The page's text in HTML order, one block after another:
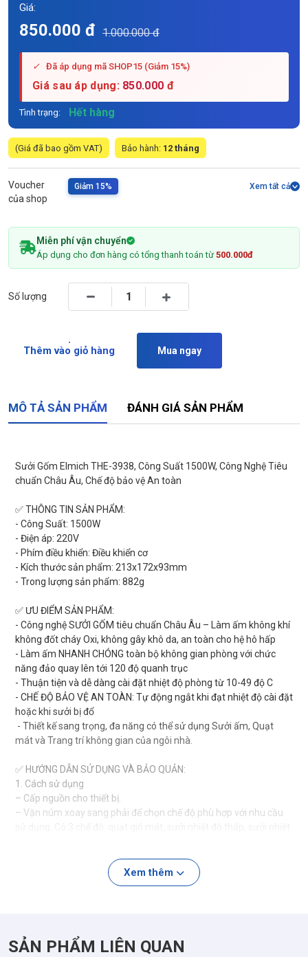
Giá:
850.000 đ 1.000.000 đ
✓ Đã áp dụng mã SHOP15 (Giảm 15%)
Giá sau áp dụng: 850.000 đ
Tình trạng: Hết hàng
(Giá đã bao gồm VAT) Bảo hành: 12 tháng
Voucher
của shop
Giảm 15% Xem tất cả
Miễn phí vận chuyển
Áp dụng cho đơn hàng có tổng thanh toán từ 500.000đ
Số lượng
Thêm vào giỏ hàng Mua ngay
MÔ TẢ SẢN PHẨM ĐÁNH GIÁ SẢN PHẨM
Sưởi Gốm Elmich THE-3938, Công Suất 1500W, Công Nghệ Tiêu
chuẩn Châu Âu, Chế độ bảo vệ An toàn
✅ THÔNG TIN SẢN PHẨM:
- Công Suất: 1500W
- Điện áp: 220V
- Phím điều khiển: Điều khiển cơ
- Kích thước sản phẩm: 213x172x93mm
- Trong lượng sản phẩm: 882g
✅ ƯU ĐIỂM SẢN PHẨM:
️- Công nghệ SƯỞI GỐM tiêu chuẩn Châu Âu – Làm ấm không khí
không đốt cháy Oxi, không gây khô da, an toàn cho hệ hô hấp
️- Làm ấm NHANH CHÓNG toàn bộ không gian phòng với chức
năng đảo quay lên tới 120 độ quanh trục
-️ Thuận tiện và dễ dàng cài đặt nhiệt độ phòng từ 10-49 độ C
️- CHẾ ĐỘ BẢO VỆ AN TOÀN: Tự động ngắt khi đạt nhiệt độ cài đặt
hoặc khi sưởi bị đổ
️ - Thiết kế sang trọng, đa năng có thể sử dụng Sưởi ấm, Quạt
mát và Trang trí không gian của ngôi nhà.
✅ HƯỚNG DẪN SỬ DỤNG VÀ BẢO QUẢN:
1. Cách sử dụng
– Cấp nguồn cho thiết bị.
– Vặn núm xoay sang phải để chọn chế độ phù hợp với nhu cầu
– Khi thân máy bị bám bẩn hoặc bám dầu, phải vệ sinh thân máy
để tránh bạc màu và hư hỏng.
– Máy sưởi này chỉ cần vệ sinh và bảo dưỡng chung bên ngoài.
Xem thêm
SẢN PHẨM LIÊN QUAN